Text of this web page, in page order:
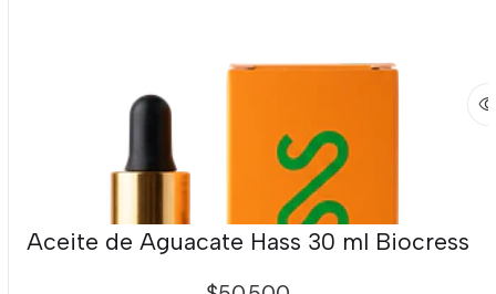
Aceite de Aguacate Hass 30 ml Biocress